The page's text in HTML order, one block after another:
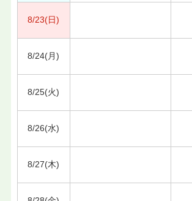
8/23(日)
8/24(月)
8/25(火)
8/26(水)
8/27(木)